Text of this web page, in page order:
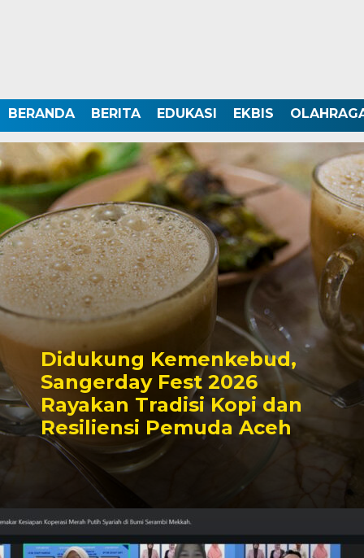
BERANDA BERITA EDUKASI EKBIS
Didukung Kemenkebud,
Sangerday Fest 2026
Rayakan Tradisi Kopi dan
Resiliensi Pemuda Aceh